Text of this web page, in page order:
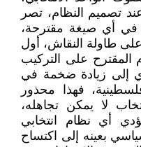
تصميم النظام، تصر
في أي صيغة مقترحة،
طاولة النقاش، أول
المقترح على التركيب
إلى زيادة ضخمة في
فهذا محذور
لا يمكن تجاهله،
أي نظام انتخابي
بعينه إلى اكتساح